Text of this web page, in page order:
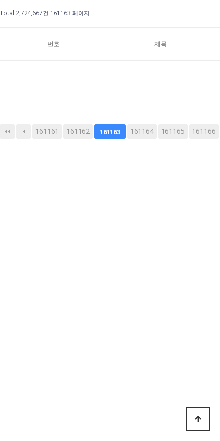
Total 2,724,667건 161163 페이지
번호 제목
161161 161162 161163 161164 161165 161166
다음 맨끝